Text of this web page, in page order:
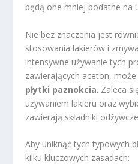
będą one mniej podatne na
Nie bez znaczenia jest
stosowania lakierów i
intensywne używanie tych
zawierających aceton,
płytki paznokcia. Zaleca
używaniem lakieru oraz
zawierają składniki
Aby uniknąć tych typowych
kilku kluczowych zasadach: